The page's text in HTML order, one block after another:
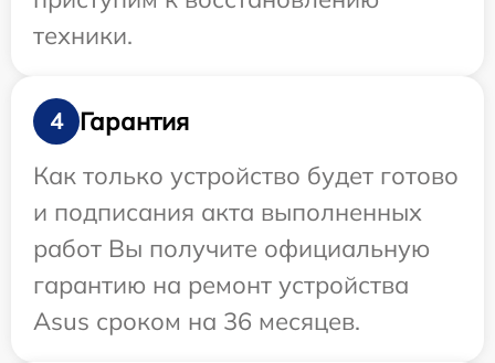
техники.
4
Гарантия
Как только устройство будет готово
и подписания акта выполненных
работ Вы получите официальную
гарантию на ремонт устройства
Asus сроком на 36 месяцев.